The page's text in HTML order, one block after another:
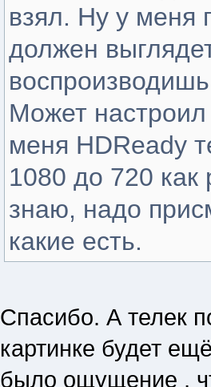
взял. Ну у меня
должен
Может настроил
меня HDReady
1080 до 720
знаю, надо
какие есть.
Спасибо. А телек
картинке будет
было ощущение ,